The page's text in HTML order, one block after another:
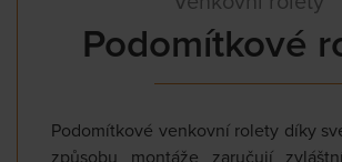
Podomítkové
Podomítkové venkovní rolety díky
způsobu montáže zaručují